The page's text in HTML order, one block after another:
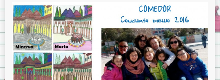
Sol·licitud d’accés a «Itaca Familia»
ITACA pels docents
Avís Legal
Sobre la Protecció de Dades.